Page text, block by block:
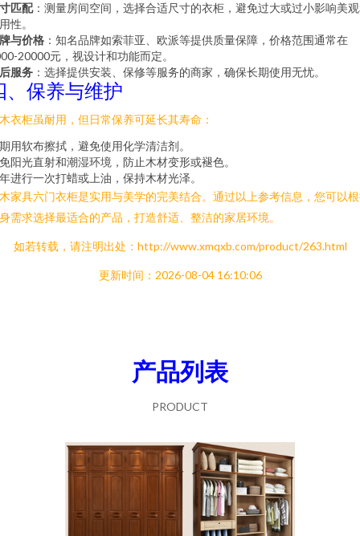
匹配：测量房间空间，选择合适尺寸的衣柜，避免过大或过小影响美
性。
与价格 ：知名品牌如索菲亚、欧派等提供质量保障，价格范围通常在
20000元，视设计和功能而定。
服务 ：选择提供安装、保修等服务的商家，确保长期使用无忧。
、保养与维护
衣柜虽耐用，但日常保养可延长其寿命：
用软布擦拭，避免使用化学清洁剂。
阳光直射和潮湿环境，防止木材变形或褪色。
进行一次打蜡或上油，保持木材光泽。
家具六门衣柜是实用与美学的完美结合。通过以上参考信息，您可以
需求选择最适合的产品，打造舒适、整洁的家居环境。
如若转载，请注明出处：http://www.xmqxb.com/product/263.html
更新时间：2026-08-04 16:10:06
产品列表
PRODUCT